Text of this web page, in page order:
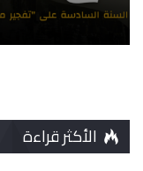
الأكثر قراءة